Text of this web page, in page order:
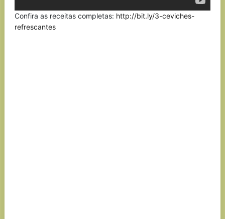
Confira as receitas completas: http://bit.ly/3-ceviches-
refrescantes